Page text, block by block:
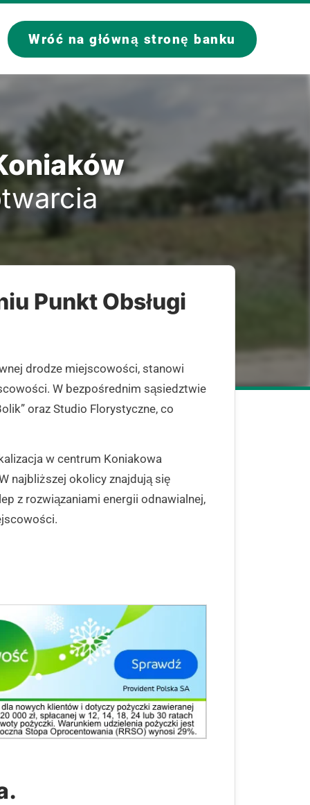
Wróć na główną stronę banku
Punkt Obsługi
drodze miejscowości, stanowi
W bezpośrednim sąsiedztwie
oraz Studio Florystyczne, co
w centrum Koniakowa
najbliższej okolicy znajdują się
z rozwiązaniami energii odnawialnej,